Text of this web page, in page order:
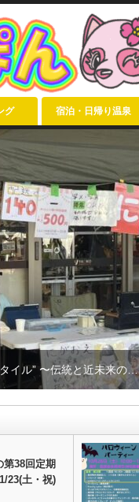
グ 宿泊・日帰り温泉
イル” 〜伝統と近未来の…
第38回定期
23(土・祝)